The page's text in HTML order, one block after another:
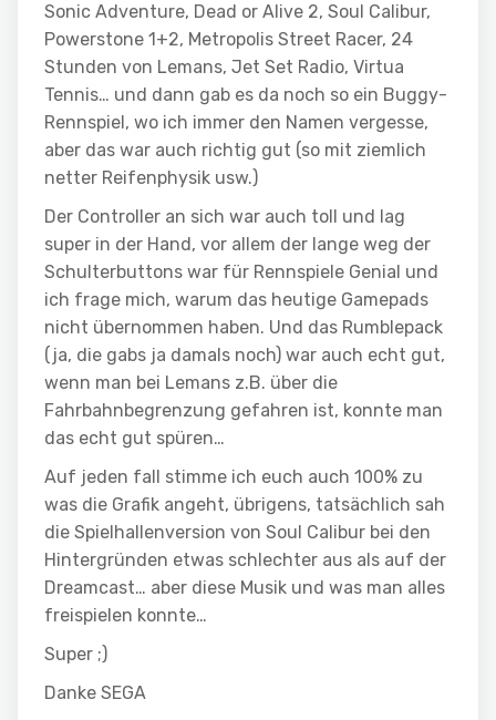
Sonic Adventure, Dead or Alive 2, Soul Calibur,
Powerstone 1+2, Metropolis Street Racer, 24
Stunden von Lemans, Jet Set Radio, Virtua
Tennis… und dann gab es da noch so ein Buggy-
Rennspiel, wo ich immer den Namen vergesse,
aber das war auch richtig gut (so mit ziemlich
netter Reifenphysik usw.)
Der Controller an sich war auch toll und lag
super in der Hand, vor allem der lange weg der
Schulterbuttons war für Rennspiele Genial und
ich frage mich, warum das heutige Gamepads
nicht übernommen haben. Und das Rumblepack
(ja, die gabs ja damals noch) war auch echt gut,
wenn man bei Lemans z.B. über die
Fahrbahnbegrenzung gefahren ist, konnte man
das echt gut spüren…
Auf jeden fall stimme ich euch auch 100% zu
was die Grafik angeht, übrigens, tatsächlich sah
die Spielhallenversion von Soul Calibur bei den
Hintergründen etwas schlechter aus als auf der
Dreamcast… aber diese Musik und was man alles
freispielen konnte…
Super ;)
Danke SEGA